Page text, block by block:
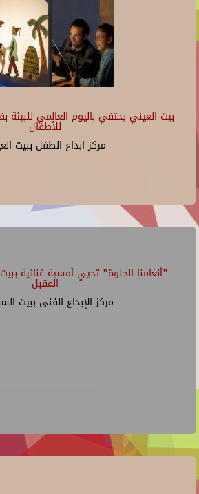
بيت العيني يحتفي باليوم العالمي للبيئة
للأطفال
مركز ابداع الطفل ببيت
"أنغامنا الحلوة" تحيي أمسية غنائية
المقبل
مركز الإبداع الفنى ببيت